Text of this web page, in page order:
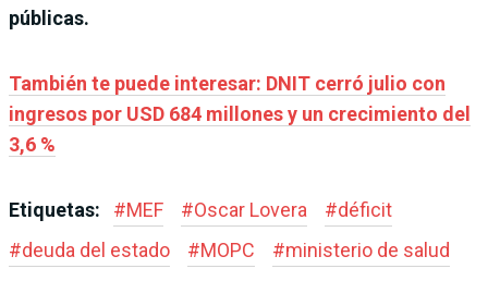
públicas.
También te puede interesar: DNIT cerró julio con
ingresos por USD 684 millones y un crecimiento del
3,6 %
Etiquetas: #MEF #Oscar Lovera #déficit
#deuda del estado #MOPC #ministerio de salud